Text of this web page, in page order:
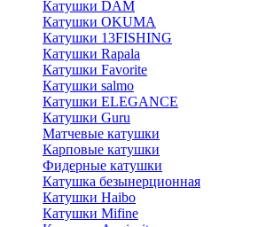
Катушки DAM
Катушки OKUMA
Катушки 13FISHING
Катушки Rapala
Катушки Favorite
Катушки salmo
Катушки ELEGANCE
Катушки Guru
Матчевые катушки
Карповые катушки
Фидерные катушки
Катушка безынерционная
Катушки Haibo
Катушки Mifine